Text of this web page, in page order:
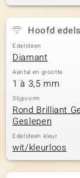
Hoofd
Edelsteen
Diamant
Aantal en grootte
1 à 3,5 mm
Slijpvorm
Rond Brilliant
Geslepen
Edelsteen kleur
wit/kleurloos